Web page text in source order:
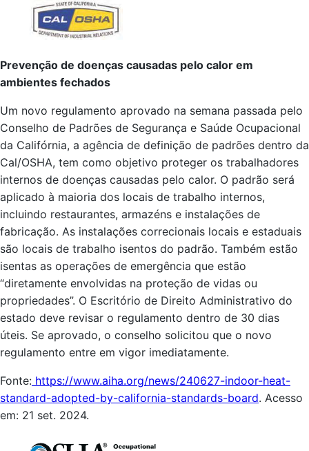
Prevenção de doenças causadas pelo calor em
ambientes fechados
Um novo regulamento aprovado na semana passada pelo
Conselho de Padrões de Segurança e Saúde Ocupacional
da Califórnia, a agência de definição de padrões dentro da
Cal/OSHA, tem como objetivo proteger os trabalhadores
internos de doenças causadas pelo calor. O padrão será
aplicado à maioria dos locais de trabalho internos,
incluindo restaurantes, armazéns e instalações de
fabricação. As instalações correcionais locais e estaduais
são locais de trabalho isentos do padrão. Também estão
isentas as operações de emergência que estão
“diretamente envolvidas na proteção de vidas ou
propriedades”. O Escritório de Direito Administrativo do
estado deve revisar o regulamento dentro de 30 dias
úteis. Se aprovado, o conselho solicitou que o novo
regulamento entre em vigor imediatamente.
Fonte: https://www.aiha.org/news/240627-indoor-heat-
standard-adopted-by-california-standards-board. Acesso
em: 21 set. 2024.